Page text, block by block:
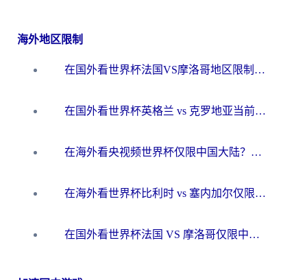
海外地区限制
在国外看世界杯法国VS摩洛哥地区限制？这篇指南让你流畅看中文解说无压力
在国外看世界杯英格兰 vs 克罗地亚当前地区不可播放？这篇指南帮你搞定所有海外观赛难题
在海外看央视频世界杯仅限中国大陆？这篇指南帮你解锁中文解说+无卡顿直播
在海外看世界杯比利时 vs 塞内加尔仅限中国大陆？我找到了最流畅的中文解说之路
在国外看世界杯法国 VS 摩洛哥仅限中国大陆？海外党这样看中文解说赛事不卡顿